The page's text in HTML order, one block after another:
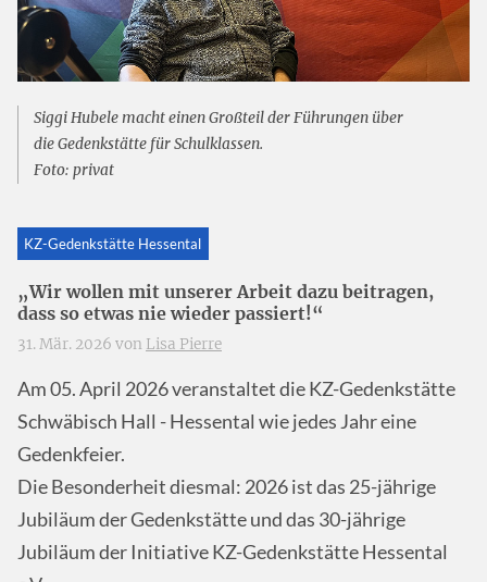
Siggi Hubele macht einen Großteil der Führungen über
die Gedenkstätte für Schulklassen.
Foto: privat
KZ-Gedenkstätte Hessental
„Wir wollen mit unserer Arbeit dazu beitragen,
dass so etwas nie wieder passiert!“
31. Mär. 2026 von Lisa Pierre
Am 05. April 2026 veranstaltet die KZ-Gedenkstätte
Schwäbisch Hall - Hessental wie jedes Jahr eine
Gedenkfeier.
Die Besonderheit diesmal: 2026 ist das 25-jährige
Jubiläum der Gedenkstätte und das 30-jährige
Jubiläum der Initiative KZ-Gedenkstätte Hessental